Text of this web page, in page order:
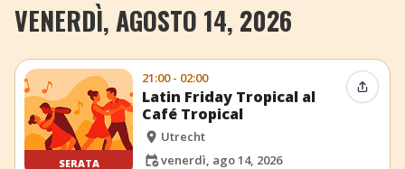
VENERDÌ, AGOSTO 14, 2026
SERATA
21:00 - 02:00
Latin Friday Tropical al
Café Tropical
Utrecht
venerdì, ago 14, 2026